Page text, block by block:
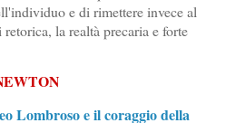
e di rimettere invece al
la realtà precaria e forte
Lombroso e il coraggio della